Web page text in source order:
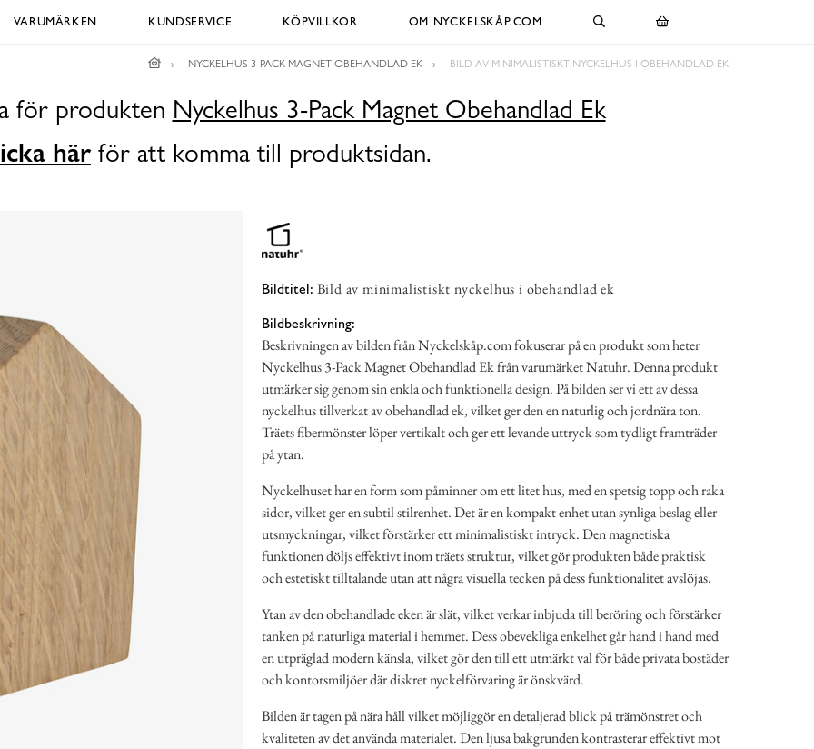
VARUMÄRKEN KUNDSERVICE KÖPVILLKOR OM NYCKELSKÅP.COM
NYCKELHUS 3-PACK MAGNET OBEHANDLAD EK BILD AV MINIMALISTISKT NYCKELHUS I OBEHANDLAD EK
för produkten Nyckelhus 3-Pack Magnet Obehandlad Ek
här för att komma till produktsidan.
Bildtitel: Bild av minimalistiskt nyckelhus i obehandlad ek
Bildbeskrivning:
Beskrivningen av bilden från Nyckelskåp.com fokuserar på en produkt som heter
Nyckelhus 3-Pack Magnet Obehandlad Ek från varumärket Natuhr. Denna produkt
utmärker sig genom sin enkla och funktionella design. På bilden ser vi ett av dessa
nyckelhus tillverkat av obehandlad ek, vilket ger den en naturlig och jordnära ton.
Träets fibermönster löper vertikalt och ger ett levande uttryck som tydligt framträder
på ytan.
Nyckelhuset har en form som påminner om ett litet hus, med en spetsig topp och raka
sidor, vilket ger en subtil stilrenhet. Det är en kompakt enhet utan synliga beslag eller
utsmyckningar, vilket förstärker ett minimalistiskt intryck. Den magnetiska
funktionen döljs effektivt inom träets struktur, vilket gör produkten både praktisk
och estetiskt tilltalande utan att några visuella tecken på dess funktionalitet avslöjas.
Ytan av den obehandlade eken är slät, vilket verkar inbjuda till beröring och förstärker
tanken på naturliga material i hemmet. Dess obevekliga enkelhet går hand i hand med
en utpräglad modern känsla, vilket gör den till ett utmärkt val för både privata bostäder
och kontorsmiljöer där diskret nyckelförvaring är önskvärd.
Bilden är tagen på nära håll vilket möjliggör en detaljerad blick på trämönstret och
kvaliteten av det använda materialet. Den ljusa bakgrunden kontrasterar effektivt mot